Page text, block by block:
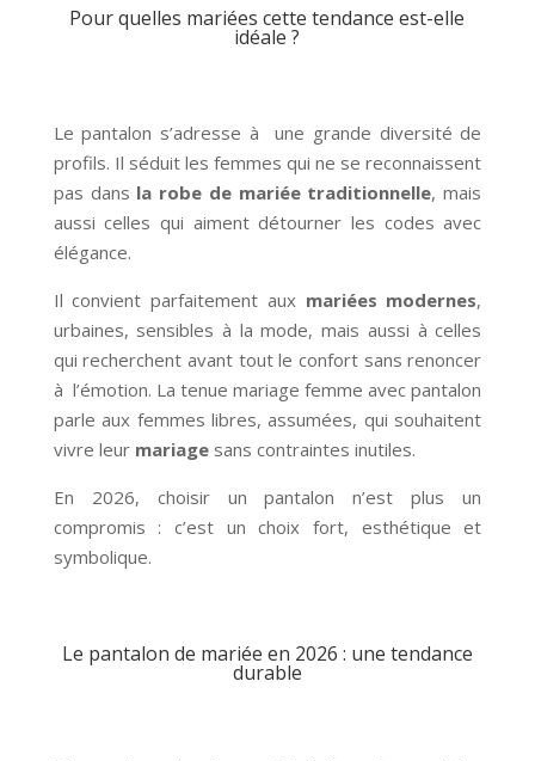
Pour quelles mariées cette tendance est-elle
idéale ?
Le pantalon s’adresse à une grande diversité de
profils. Il séduit les femmes qui ne se reconnaissent
pas dans la robe de mariée traditionnelle, mais
aussi celles qui aiment détourner les codes avec
élégance.
Il convient parfaitement aux mariées modernes,
urbaines, sensibles à la mode, mais aussi à celles
qui recherchent avant tout le confort sans renoncer
à l’émotion. La tenue mariage femme avec pantalon
parle aux femmes libres, assumées, qui souhaitent
vivre leur mariagesans contraintes inutiles.
En 2026, choisir un pantalon n’est plus un
compromis : c’est un choix fort, esthétique et
symbolique.
Le pantalon de mariée en 2026 : une tendance
durable